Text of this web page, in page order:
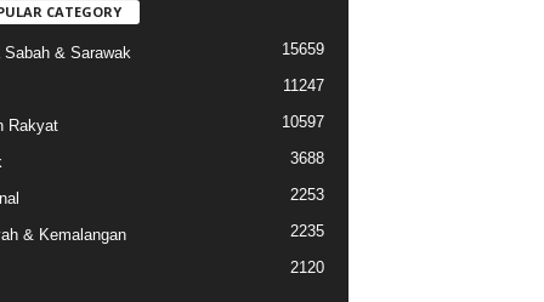
CATEGORY
Sabah & Sarawak
15659
11247
Rakyat 10597
3688
2253
& Kemalangan
2235
2120